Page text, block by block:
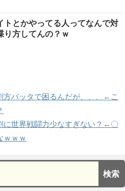
トとかやってる人ってなんで対
り方してんの？ｗ
方バッタで困るんだが、、、←こ
に世界戦闘力少なすぎない？←〇
ｗｗｗ